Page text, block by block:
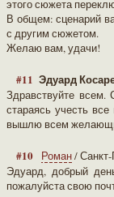
этого сюжета
В общем: сценарий
с другим сюжетом.
Желаю вам, удачи!
#11 Эдуард
Здравствуйте всем.
стараясь учесть
вышлю всем
#10 Роман/
Эдуард, добрый
пожалуйста свою